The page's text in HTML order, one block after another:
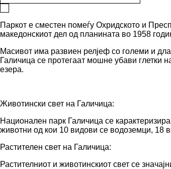
Паркот е сместен помеѓу Охридското и
македонскиот дел од планината во 1958
Масивот има развиен релјеф со големи и
Галичица се протегаат мошне убави глетки
езера.
Животински свет на Галичица:
Национален парк Галичица се
животни од кои 10 видови се водоземци, 18
Растителен свет на Галичица:
Растителниот и животинскиот свет се